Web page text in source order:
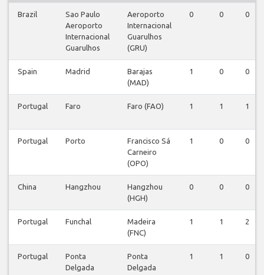
Brazil
Sao Paulo
Aeroporto
Internacional
Guarulhos
Aeroporto
Internacional
Guarulhos
(GRU)
0 0 0
Spain Madrid
Barajas
(MAD)
1 0 0
Portugal Faro Faro (FAO) 1 1 1
Portugal Porto
Francisco Sá
Carneiro
(OPO)
1 0 0
China Hangzhou
Hangzhou
(HGH)
0 0 0
Portugal Funchal
Madeira
(FNC)
1 1 2
Portugal
Ponta
Delgada
Ponta
Delgada
1 1 0